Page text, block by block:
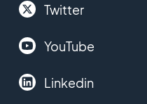
Twitter
YouTube
Linkedin